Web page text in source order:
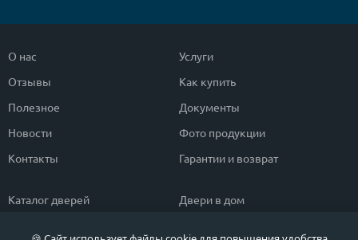
О нас
Отзывы
Полезное
Новости
Контакты
Услуги
Как купить
Документы
Фото продукции
Гарантии и возврат
Каталог дверей
Двери в дом